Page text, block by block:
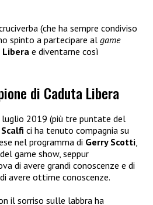
(che ha sempre condiviso
spinto a partecipare al game
Liberae diventarne così
di Caduta Libera
2019 (più tre puntate del
ci ha tenuto compagnia su
nel programma di Gerry Scotti
game show, seppur
di avere grandi conoscenze e di
avere ottime conoscenze.
il sorriso sulle labbra ha